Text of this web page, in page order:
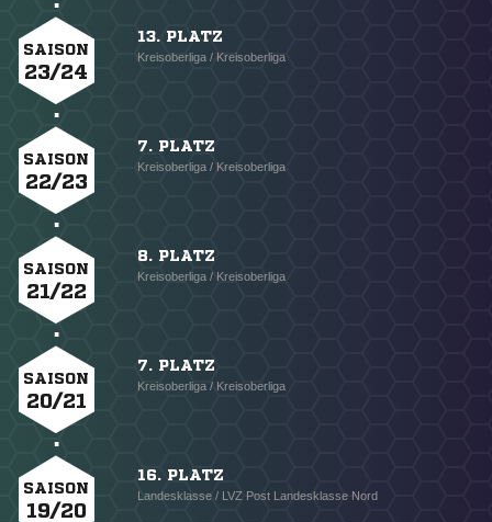
SAISON
23/24
13. PLATZ
Kreisoberliga / Kreisoberliga
SAISON
22/23
7. PLATZ
Kreisoberliga / Kreisoberliga
SAISON
21/22
8. PLATZ
Kreisoberliga / Kreisoberliga
SAISON
20/21
7. PLATZ
Kreisoberliga / Kreisoberliga
SAISON
19/20
16. PLATZ
Landesklasse / LVZ Post Landesklasse Nord